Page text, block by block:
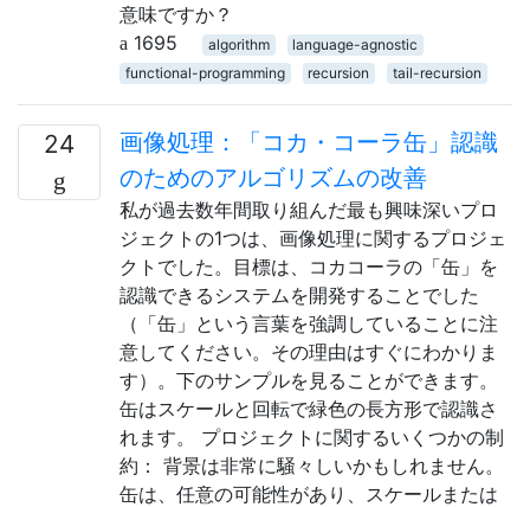
意味ですか？
1695
algorithm
language-agnostic
functional-programming
recursion tail-recursion
24
画像処理：「コカ・コーラ缶」認識
のためのアルゴリズムの改善
私が過去数年間取り組んだ最も興味深いプロ
ジェクトの1つは、画像処理に関するプロジェ
クトでした。目標は、コカコーラの「缶」を
認識できるシステムを開発することでした
（「缶」という言葉を強調していることに注
意してください。その理由はすぐにわかりま
す）。下のサンプルを見ることができます。
缶はスケールと回転で緑色の長方形で認識さ
れます。 プロジェクトに関するいくつかの制
約： 背景は非常に騒々しいかもしれません。
缶は、任意の可能性があり、スケールまたは